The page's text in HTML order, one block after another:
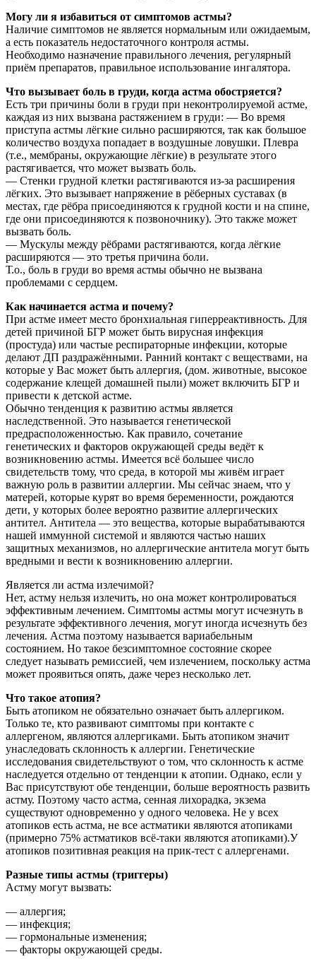
Могу ли я избавиться от симптомов астмы?
Наличие симптомов не является нормальным или ожидаемым,
а есть показатель недостаточного контроля астмы.
Необходимо назначение правильного лечения, регулярный
приём препаратов, правильное использование ингалятора.
Что вызывает боль в груди, когда астма обостряется?
Есть три причины боли в груди при неконтролируемой астме,
каждая из них вызвана растяжением в груди: — Во время
приступа астмы лёгкие сильно расширяются, так как большое
количество воздуха попадает в воздушные ловушки. Плевра
(т.е., мембраны, окружающие лёгкие) в результате этого
растягивается, что может вызвать боль.
— Стенки грудной клетки растягиваются из-за расширения
лёгких. Это вызывает напряжение в рёберных суставах (в
местах, где рёбра присоединяются к грудной кости и на спине,
где они присоединяются к позвоночнику). Это также может
вызвать боль.
— Мускулы между рёбрами растягиваются, когда лёгкие
расширяются — это третья причина боли.
Т.о., боль в груди во время астмы обычно не вызвана
проблемами с сердцем.
Как начинается астма и почему?
При астме имеет место бронхиальная гиперреактивность. Для
детей причиной БГР может быть вирусная инфекция
(простуда) или частые респираторные инфекции, которые
делают ДП раздражёнными. Ранний контакт с веществами, на
которые у Вас может быть аллергия, (дом. животные, высокое
содержание клещей домашней пыли) может включить БГР и
привести к детской астме.
Обычно тенденция к развитию астмы является
наследственной. Это называется генетической
предрасположенностью. Как правило, сочетание
генетических и факторов окружающей среды ведёт к
возникновению астмы. Имеется всё большее число
свидетельств тому, что среда, в которой мы живём играет
важную роль в развитии аллергии. Мы сейчас знаем, что у
матерей, которые курят во время беременности, рождаются
дети, у которых более вероятно развитие аллергических
антител. Антитела — это вещества, которые вырабатываются
нашей иммунной системой и являются частью наших
защитных механизмов, но аллергические антитела могут быть
вредными и вести к возникновению аллергии.
Является ли астма излечимой?
Нет, астму нельзя излечить, но она может контролироваться
эффективным лечением. Симптомы астмы могут исчезнуть в
результате эффективного лечения, могут иногда исчезнуть без
лечения. Астма поэтому называется вариабельным
состоянием. Но такое безсимптомное состояние скорее
следует называть ремиссией, чем излечением, поскольку астма
может проявиться опять, даже через несколько лет.
Что такое атопия?
Быть атопиком не обязательно означает быть аллергиком.
Только те, кто развивают симптомы при контакте с
аллергеном, являются аллергиками. Быть атопиком значит
унаследовать склонность к аллергии. Генетические
исследования свидетельствуют о том, что склонность к астме
наследуется отдельно от тенденции к атопии. Однако, если у
Вас присутствуют обе тенденции, больше вероятность развить
астму. Поэтому часто астма, сенная лихорадка, экзема
существуют одновременно у одного человека. Не у всех
атопиков есть астма, не все астматики являются атопиками
(примерно 75% астматиков всё-таки являются атопиками).У
атопиков позитивная реакция на прик-тест с аллергенами.
Разные типы астмы (триггеры)
Астму могут вызвать:
— аллергия;
— инфекция;
— гормональные изменения;
— факторы окружающей среды.